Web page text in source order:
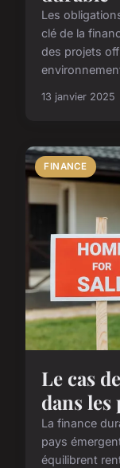
Les
clé de la
des projets
13 janvier 2025
FINANCE
Le cas
dans les
La finance
pays
équilibrent